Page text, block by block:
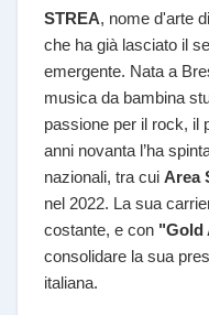
STREA, nome d'arte di
che ha già lasciato il
emergente. Nata a
musica da bambina
passione per il rock, il
anni novanta l’ha
nazionali, tra cui Area
nel 2022. La sua
costante, e con "Gold
consolidare la sua
italiana.